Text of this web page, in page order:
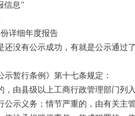
信息”
详细年度报告
还没有公示成功，有就是公示通过
示暂行条例》第十七条规定：
，由县级以上工商行政管理部门列
公示义务；情节严重的，由有关主